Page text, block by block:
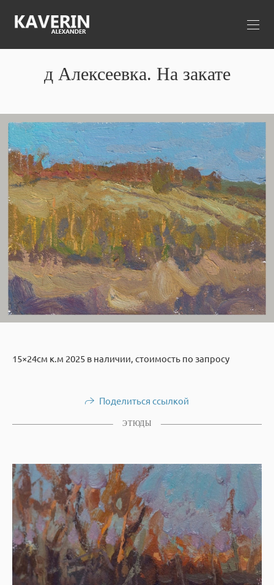
д Алексеевка. На закате
15×24см к.м 2025 в наличии, стоимость по запросу
Поделиться ссылкой
ЭТЮДЫ